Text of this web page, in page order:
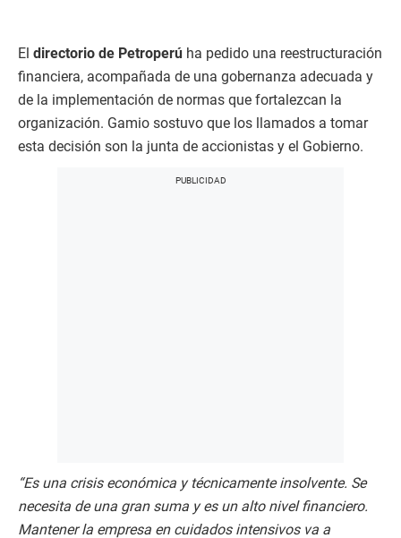
El directorio de Petroperú ha pedido una reestructuración
financiera, acompañada de una gobernanza adecuada y
de la implementación de normas que fortalezcan la
organización. Gamio sostuvo que los llamados a tomar
esta decisión son la junta de accionistas y el Gobierno.
“Es una crisis económica y técnicamente insolvente. Se
necesita de una gran suma y es un alto nivel financiero.
Mantener la empresa en cuidados intensivos va a